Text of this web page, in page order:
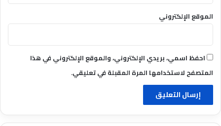
الموقع الإلكتروني
احفظ اسمي، بريدي الإلكتروني، والموقع الإلكتروني في هذا
المتصفح لاستخدامها المرة المقبلة في تعليقي.